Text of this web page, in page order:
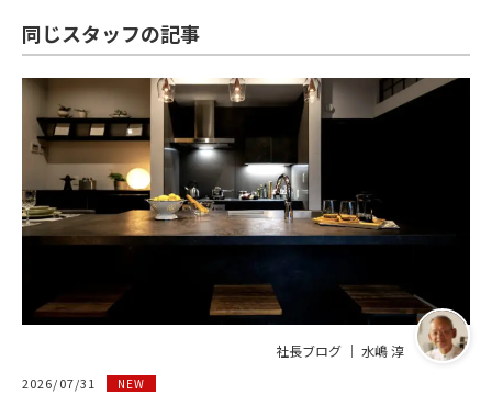
同じスタッフの記事
社長ブログ ｜ 水嶋 淳
2026/07/31 NEW